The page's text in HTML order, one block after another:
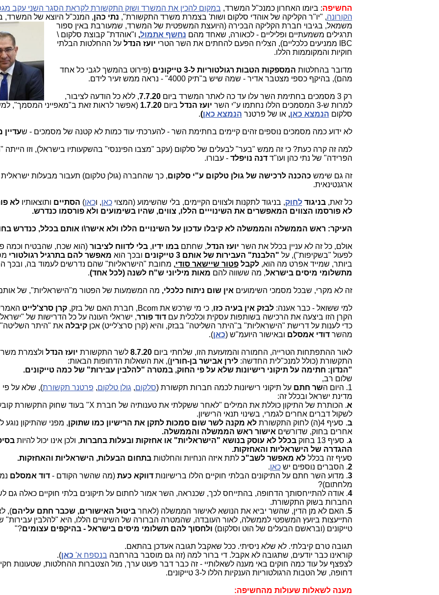
החשיפה: ביומו האחרון כמנכ"ל המשרד, במקום להכין את המשרד ושוק התקשורת לקראת הסגר השני עקב
הקורונה, "יו"ר הקליקה של אוהדי סלקום ושות' בצמרת משרד התקשורת", נתי כהן, המנכ"ל היוצא של המשרד,
משמאל, בגיבוי חברת הקליקה הבכירה (היועצת המשפטית של המשרד, שמעורבת באין ספור
תרגילים משמעתיים ופליליים - לכאורה, שאחד מהם נחשף אתמול, ו"אוהדת" קבוצת סלקום \
IBC ממניעים כלכליים), הצליח הפעם להחתים את השר הטרי
יועז הנדל על ההחלטות הבלתי
חוקיות והמקוממות הללו.
מדובר בהחלטות המספקות הטבות רגולטוריות ל-3 טייקונים
(פירוט בהמשך לגבי כל אחד
מהם), בהיקף כספי מצטבר אדיר - שמה שיש ב"תיק 4000" - נראה ממש זעיר לידם.
רק 3 מסמכים בחתימת השר עלו עד כה לאתר המשרד ביום 7.7.20, ללא כל הודעה לציבור,
למרות ש-3 המסמכים הללו נחתמו ע"י השר
יועז הנדל ביום1.7.20 (אפשר לראות זאת ב"מאפייני המסמך",
סלקום הנמצא כאן,או של פרטנר הנמצא כאן)
.
לא ידוע כמה מסמכים נוספים זהים קיימים בחתימת השר - להערכתי עוד כמות לא קטנה של מסמכים - ש
למה זה קרה כעת? כי זה ממש "בער" לבעלים של סלקום (עקב "מצבו הפיננסי" בהשקעותיו בישראל), וזו הייתה
הפרידה" של נתי כהן ועו"דדנה נויפלד - עבורו.
זה גם שימש כהכנה לרכישה של גולן טלקום ע"י סלקום, כך שהחברה (גולן טלקום) תעבור מבעלות
ארגנטינאית.
כל זאת,בניגודלחוק, בניגוד לתקנות ולצווים הקיימים, בלי שהשימוע (המצויכאן, וכאן) הסתיים ותוצאותיולא
לא פורסמו הצווים המאפשרים את השינוייים הללו, צווים, שהיו בשימועים ולא פורסמו כנדרש.
העיקר: ראש הממשלה והממשלה לא קיבלו עדכון על השינויים הללו ולא אישר\ו אותם בכלל, כנדרש
אולם, כל זה לא עניין בכלל את השר יועז הנדל, שחתםבמו ידיו,בלי לדווח לציבור (הוא שכח, שהבטיח וכמה
לפעול "בשקיפות"), על "הלבנת" העבירות של אותם 3 טייקונים ובכך הוא מאפשר להם בתרגיל רגולטורי
ביותר, שמייד אפרט מה הוא,לקבלפטור שיישאר סודי, מחובת "הישראליות" שהם נדרשים לעמוד בה, ובכך
מתשלומי מיסים בישראל, מה ששווה להם מאות מיליוני ש"ח לשנה (לכל אחד).
זה לא מקרי, שבכל מסמכי השימועים אין שום ניתוח כלכלי, מה המשמעות של הפטור מ"הישראליות", של אותם
למי ששואל - כבר אענה:לבזק אין בעיה כזו, כי מי שרכש את Bcom, חברת האם של בזק, קרן סרצ'לייט
הקרן הזו ביצעה את הרכישה בשותפות עסקית וכלכלית עםדוד פורר, ישראלי העונה על כל הדרישות של
כדי לענות על דרישת "הישראליות" ב"היתר השליטה" בבזק, והיא (קרן סרצ'לייט) אכןקיבלהאת "היתר
מהשרדודי אמסלם ובאישור היועמ"ש (כאן).
לאור ההתפתחות הטרייה, החמורה והמזעזעת הזו, שלחתי ביום8.7.20 לשר התקשורת יועז הנדל ולצמרת
התקשורת (כולל למנכ"לית החדשה:לירן אבישר בן-חורין), את השאלות הדחופות הבאות:
"הנדון: חתימה על תיקוני רישיונות שלא על פי החוק, במטרה "להלבין עבירות" של כמה טייקונים.
שלום רב,
1. היום ה
שר חתם על תיקוני רישיונות לכמה חברות תקשורת (סלקום, גולן טלקום, פרטנר תקשורת), שלא על פי
מדינת ישראל ובכלל זה:
א. הכותרת של התיקון כוללת את המילים "לאחר ששקלתי את טענותיה של חברת X" בעוד שחוק התקשורת
לשקול דברים אחרים לגמרי, בשינוי תנאי הרישיון.
ב. סעיף 4(ה) לחוק התקשורת לא מקנה לשר שום סמכות לתקן את הרישיון כמו שתוקן, מפני שהתיקון נוגע
אחרים בחוק, שדורשים אישור ראש הממשלה והממשלה.
ג. סעיף 13 בחוק בכלל לא עוסק בנושא "הישראליות" או אחזקות ובעלות בחברות, ולכן אינו יכול להיות
ההגדרה של הישראליות והאחזקות.
סעיף זה בכלללא מאפשר לשב"כ לתת איזה הנחיות והחלטותבתחום הבעלות, הישראליות והאחזקות.
2. הסברים נוספים ישכאן.
3. מדוע השר חתם על התיקונים הבלתי חוקיים הללו ברישיונותדווקא כעת (מה שהשר הקודם -דוד אמסלם
מלחתום)?
4. אודה להתייחסותך הדחופה, בהתייחס לכך, שכנראה, השר אמור לחתום על תיקונים בלתי חוקיים כאלה גם
החברות בשוק התקשורת.
5. האם לא מן הדין, שהשר יביא את הנושא לאישור הממשלה (לאחרביטול האישורים, שכבר חתם עליהם),
התייעצות ביועץ המשפטי לממשלה, לאור העובדה, שהמטרה הברורה של השינויים הללו, היא "להלבין עבירות"
טייקונים (ובראשם הבעלים של הוט וסלקום) ולחסוך להם תשלומי מיסים בישראל - בהיקפים עצומים?"
תגובה טרם קיבלתי. לא שלא ניסיתי. ככל שאקבל תגובה אעדכן בהתאם.
קוראינו כבר יודעים, שתגובה לא אקבל. די ברור למה (זה גם מוסבר בהרחבה בנספח א' כאן).
לצפצף על עוד כמה חוקים באי מענה לשאלותיי - זה כבר דבר פעוט ערך, מול הצטברות ההחלטות, שטעונות
דחופה, של הטבות הרגולטוריות הענקיות הללו ל-3 טייקונים.
מענה לשאלות שעולות מהחשיפה: